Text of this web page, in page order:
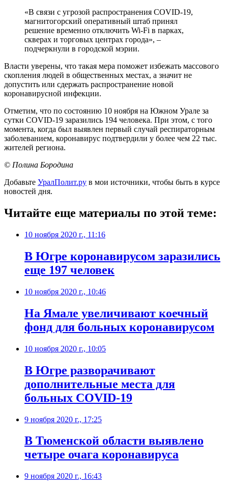
«В связи с угрозой распространения COVID-19,
магнитогорский оперативный штаб принял
решение временно отключить Wi-Fi в парках,
скверах и торговых центрах города», –
подчеркнули в городской мэрии.
Власти уверены, что такая мера поможет избежать массового
скопления людей в общественных местах, а значит не
допустить или сдержать распространение новой
коронавирусной инфекции.
Отметим, что по состоянию 10 ноября на Южном Урале за
сутки COVID-19 заразились 194 человека. При этом, с того
момента, когда был выявлен первый случай респираторным
заболеванием, коронавирус подтвердили у более чем 22 тыс.
жителей региона.
© Полина Бородина
Добавьте УралПолит.ру в мои источники, чтобы быть в курсе
новостей дня.
Читайте еще материалы по этой теме:
10 ноября 2020 г., 11:16
​В Югре коронавирусом заразились
еще 197 человек
10 ноября 2020 г., 10:46
​На Ямале увеличивают коечный
фонд для больных коронавирусом
10 ноября 2020 г., 10:05
​В Югре разворачивают
дополнительные места для
больных COVID-19
9 ноября 2020 г., 17:25
​В Тюменской области выявлено
четыре очага коронавируса
9 ноября 2020 г., 16:43